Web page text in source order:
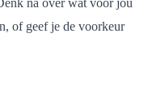
of geef je de voorkeur